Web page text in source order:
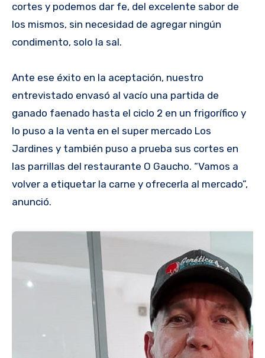
cortes y podemos dar fe, del excelente sabor de
los mismos, sin necesidad de agregar ningún
condimento, solo la sal.
Ante ese éxito en la aceptación, nuestro
entrevistado envasó al vacío una partida de
ganado faenado hasta el ciclo 2 en un frigorífico y
lo puso a la venta en el super mercado Los
Jardines y también puso a prueba sus cortes en
las parrillas del restaurante O Gaucho. “Vamos a
volver a etiquetar la carne y ofrecerla al mercado”,
anunció.